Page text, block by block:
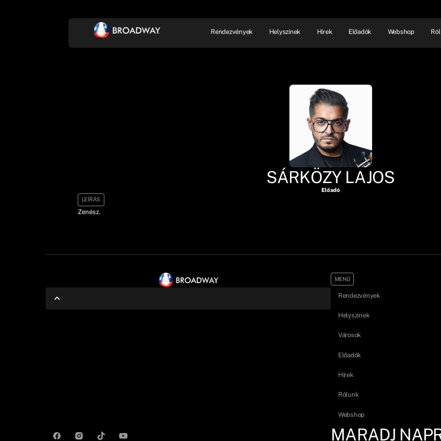
Rendezvények Helyszínek Hírek Előadók Webshop
SÁRKÖZY LAJOS
Előadó
LEÍRÁS
Zenész.
MENÜ
Rendezvények
Helyszínek
Városok
Előadók
Hírek
Rólunk
Webshop
MARADJ